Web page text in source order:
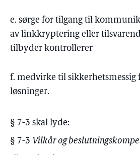
e. sørge for tilgang til
av linkkryptering eller
tilbyder kontrollerer
f. medvirke til sikkerhetsmessig
løsninger.
§ 7-3 skal lyde:
§ 7-3 Vilkår og